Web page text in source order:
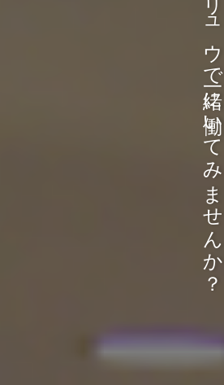
イチリュウで一緒に働いてみませんか？